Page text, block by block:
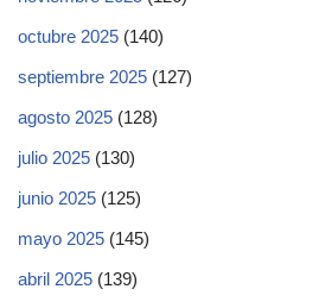
octubre 2025 (140)
septiembre 2025 (127)
agosto 2025 (128)
julio 2025 (130)
junio 2025 (125)
mayo 2025 (145)
abril 2025 (139)